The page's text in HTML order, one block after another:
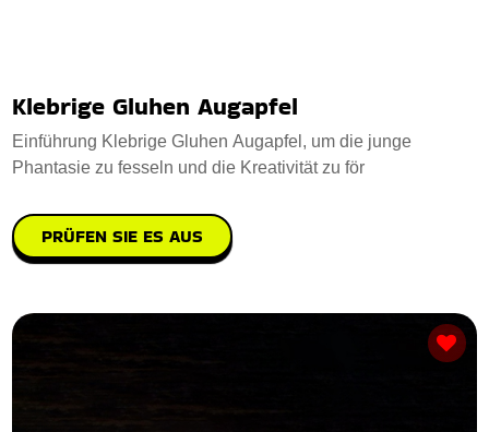
Klebrige Gluhen Augapfel
Einführung Klebrige Gluhen Augapfel, um die junge
Phantasie zu fesseln und die Kreativität zu för
PRÜFEN SIE ES AUS